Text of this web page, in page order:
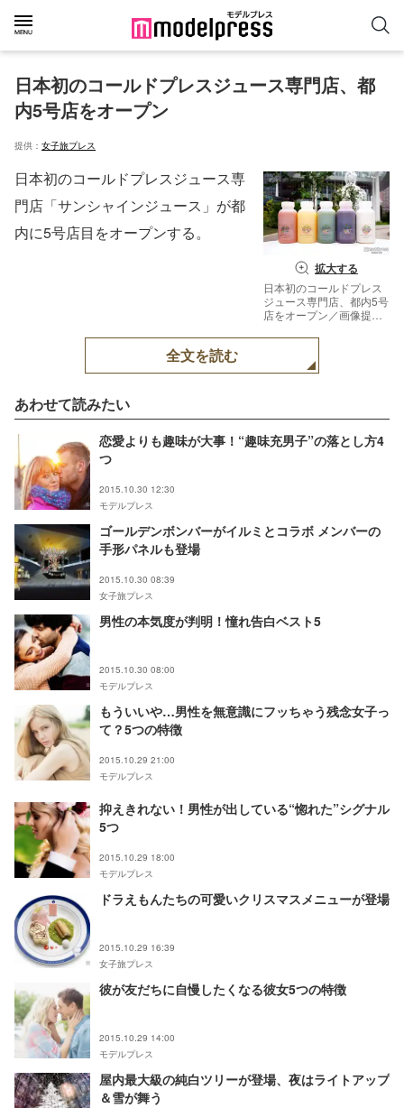
日本初のコールドプレスジュース専門店、都
内5号店をオープン
提供： 女子旅プレス
拡大する
日本初のコールドプレス
ジュース専門店、都内5号
店をオープン／画像提
ス【モデルプレス】
日本初のコールドプレスジュース専
門店「サンシャインジュース」が都
内に5号店目をオープンする。
全文を読む
あわせて読みたい
恋愛よりも趣味が大事！“趣味充男子”の落とし方4
つ
2015.10.30 12:30
モデルプレス
ゴールデンボンバーがイルミとコラボ メンバーの
手形パネルも登場
2015.10.30 08:39
女子旅プレス
男性の本気度が判明！憧れ告白ベスト5
2015.10.30 08:00
モデルプレス
もういいや…男性を無意識にフッちゃう残念女子っ
て？5つの特徴
2015.10.29 21:00
モデルプレス
抑えきれない！男性が出している“惚れた”シグナル
5つ
2015.10.29 18:00
モデルプレス
ドラえもんたちの可愛いクリスマスメニューが登場
2015.10.29 16:39
女子旅プレス
彼が友だちに自慢したくなる彼女5つの特徴
2015.10.29 14:00
モデルプレス
屋内最大級の純白ツリーが登場、夜はライトアップ
＆雪が舞う